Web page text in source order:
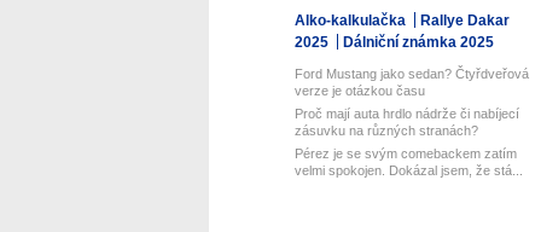
Alko-kalkulačka
Rallye Dakar
2025
Dálniční známka 2025
Ford Mustang jako sedan? Čtyřdveřová
verze je otázkou času
Proč mají auta hrdlo nádrže či nabíjecí
zásuvku na různých stranách?
Pérez je se svým comebackem zatím
velmi spokojen. Dokázal jsem, že stá...